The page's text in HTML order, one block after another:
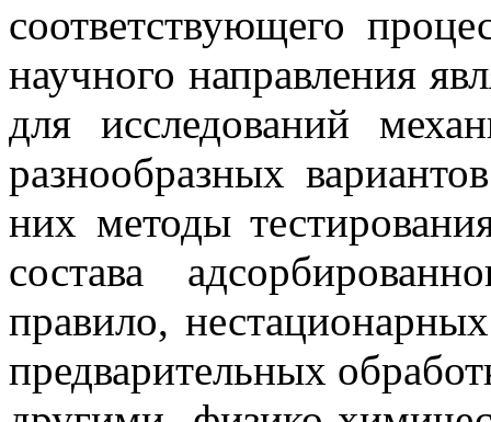
соответствующего
научного направления
для исследований
разнообразных
них методы
состава
правило,
предварительных